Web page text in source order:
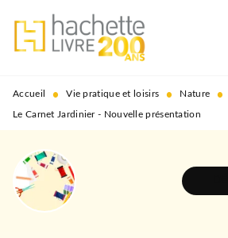
MENU RECHERCHE
PIED DE PAGE
Accueil • Vie pratique et loisirs • Nature •
Le Carnet Jardinier - Nouvelle présentation